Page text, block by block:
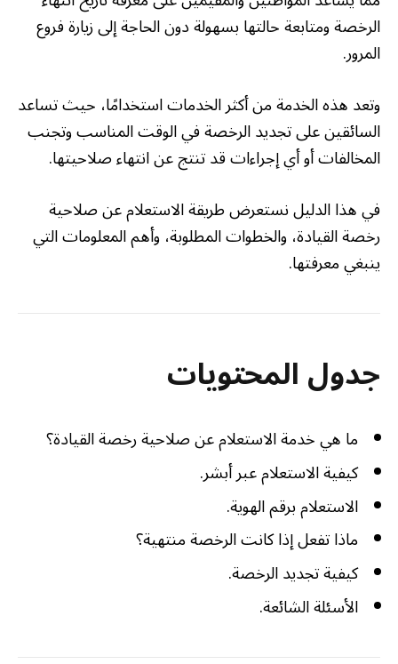
الرخصة ومتابعة حالتها بسهولة دون الحاجة إلى زيارة فروع
المرور.
وتعد هذه الخدمة من أكثر الخدمات استخدامًا، حيث تساعد
السائقين على تجديد الرخصة في الوقت المناسب وتجنب
المخالفات أو أي إجراءات قد تنتج عن انتهاء صلاحيتها.
في هذا الدليل نستعرض طريقة الاستعلام عن صلاحية
رخصة القيادة، والخطوات المطلوبة، وأهم المعلومات التي
ينبغي معرفتها.
جدول المحتويات
ما هي خدمة الاستعلام عن صلاحية رخصة القيادة؟
كيفية الاستعلام عبر أبشر.
الاستعلام برقم الهوية.
ماذا تفعل إذا كانت الرخصة منتهية؟
كيفية تجديد الرخصة.
الأسئلة الشائعة.